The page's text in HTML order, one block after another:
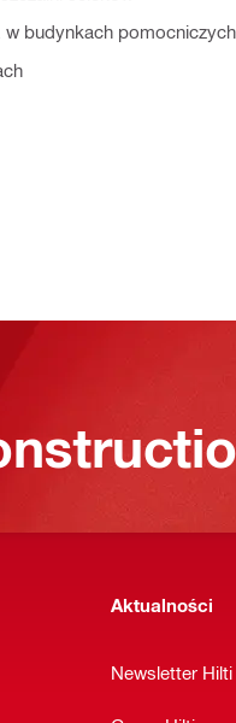
budynkach pomocniczych
Aktualności
Newsletter Hilti